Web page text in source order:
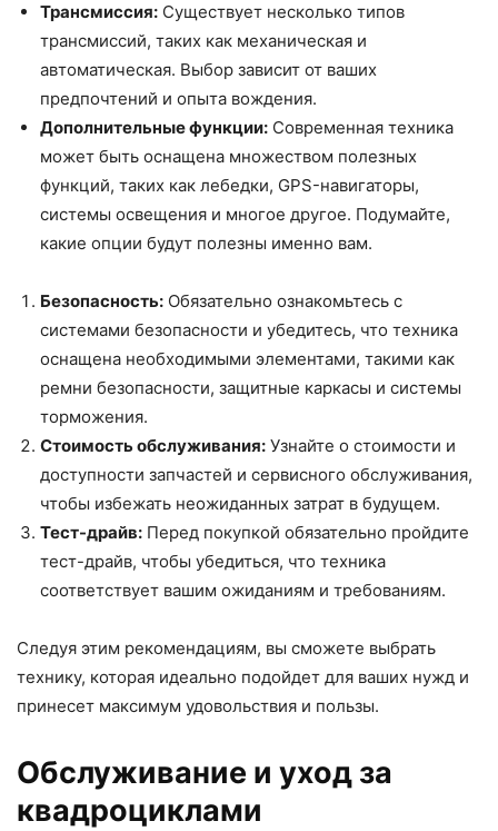
Трансмиссия: Существует несколько типов
трансмиссий, таких как механическая и
автоматическая. Выбор зависит от ваших
предпочтений и опыта вождения.
Дополнительные функции: Современная техника
может быть оснащена множеством полезных
функций, таких как лебедки, GPS-навигаторы,
системы освещения и многое другое. Подумайте,
какие опции будут полезны именно вам.
Безопасность: Обязательно ознакомьтесь с
системами безопасности и убедитесь, что техника
оснащена необходимыми элементами, такими как
ремни безопасности, защитные каркасы и системы
торможения.
Стоимость обслуживания: Узнайте о стоимости и
доступности запчастей и сервисного обслуживания,
чтобы избежать неожиданных затрат в будущем.
Тест-драйв: Перед покупкой обязательно пройдите
тест-драйв, чтобы убедиться, что техника
соответствует вашим ожиданиям и требованиям.
Следуя этим рекомендациям, вы сможете выбрать
технику, которая идеально подойдет для ваших нужд и
принесет максимум удовольствия и пользы.
Обслуживание и уход за
квадроциклами